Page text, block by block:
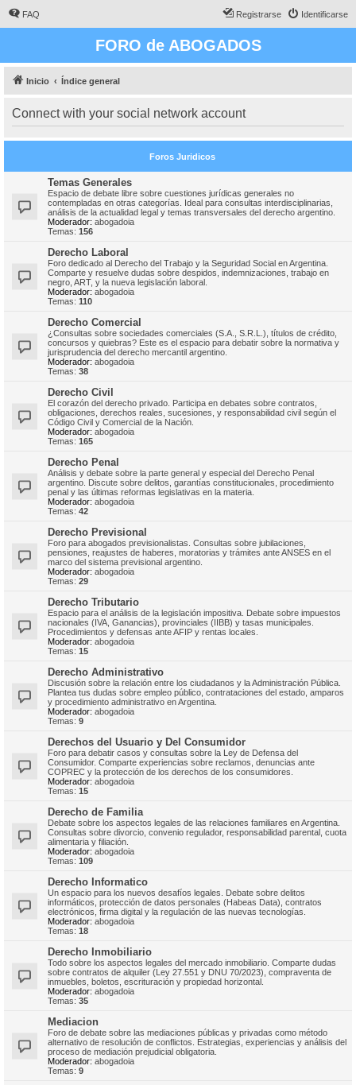
FAQ Identificarse
Registrarse
FORO de ABOGADOS
Inicio Índice general
Connect with your social network account
Foros Juridicos
Temas Generales
Espacio de debate libre sobre cuestiones jurídicas generales no
contempladas en otras categorías. Ideal para consultas interdisciplinarias,
análisis de la actualidad legal y temas transversales del derecho argentino.
Moderador: abogadoia
Temas: 156
Derecho Laboral
Foro dedicado al Derecho del Trabajo y la Seguridad Social en Argentina.
Comparte y resuelve dudas sobre despidos, indemnizaciones, trabajo en
negro, ART, y la nueva legislación laboral.
Moderador: abogadoia
Temas: 110
Derecho Comercial
¿Consultas sobre sociedades comerciales (S.A., S.R.L.), títulos de crédito,
concursos y quiebras? Este es el espacio para debatir sobre la normativa y
jurisprudencia del derecho mercantil argentino.
Moderador: abogadoia
Temas: 38
Derecho Civil
El corazón del derecho privado. Participa en debates sobre contratos,
obligaciones, derechos reales, sucesiones, y responsabilidad civil según el
Código Civil y Comercial de la Nación.
Moderador: abogadoia
Temas: 165
Derecho Penal
Análisis y debate sobre la parte general y especial del Derecho Penal
argentino. Discute sobre delitos, garantías constitucionales, procedimiento
penal y las últimas reformas legislativas en la materia.
Moderador: abogadoia
Temas: 42
Derecho Previsional
Foro para abogados previsionalistas. Consultas sobre jubilaciones,
pensiones, reajustes de haberes, moratorias y trámites ante ANSES en el
marco del sistema previsional argentino.
Moderador: abogadoia
Temas: 29
Derecho Tributario
Espacio para el análisis de la legislación impositiva. Debate sobre impuestos
nacionales (IVA, Ganancias), provinciales (IIBB) y tasas municipales.
Procedimientos y defensas ante AFIP y rentas locales.
Moderador: abogadoia
Temas: 15
Derecho Administrativo
Discusión sobre la relación entre los ciudadanos y la Administración Pública.
Plantea tus dudas sobre empleo público, contrataciones del estado, amparos
y procedimiento administrativo en Argentina.
Moderador: abogadoia
Temas: 9
Derechos del Usuario y Del Consumidor
Foro para debatir casos y consultas sobre la Ley de Defensa del
Consumidor. Comparte experiencias sobre reclamos, denuncias ante
COPREC y la protección de los derechos de los consumidores.
Moderador: abogadoia
Temas: 15
Derecho de Familia
Debate sobre los aspectos legales de las relaciones familiares en Argentina.
Consultas sobre divorcio, convenio regulador, responsabilidad parental, cuota
alimentaria y filiación.
Moderador: abogadoia
Temas: 109
Derecho Informatico
Un espacio para los nuevos desafíos legales. Debate sobre delitos
informáticos, protección de datos personales (Habeas Data), contratos
electrónicos, firma digital y la regulación de las nuevas tecnologías.
Moderador: abogadoia
Temas: 18
Derecho Inmobiliario
Todo sobre los aspectos legales del mercado inmobiliario. Comparte dudas
sobre contratos de alquiler (Ley 27.551 y DNU 70/2023), compraventa de
inmuebles, boletos, escrituración y propiedad horizontal.
Moderador: abogadoia
Temas: 35
Mediacion
Foro de debate sobre las mediaciones públicas y privadas como método
alternativo de resolución de conflictos. Estrategias, experiencias y análisis del
proceso de mediación prejudicial obligatoria.
Moderador: abogadoia
Temas: 9